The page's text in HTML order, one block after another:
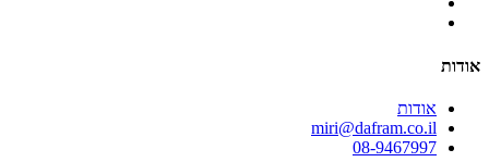
אודות
אודות
miri@dafram.co.il
08-9467997